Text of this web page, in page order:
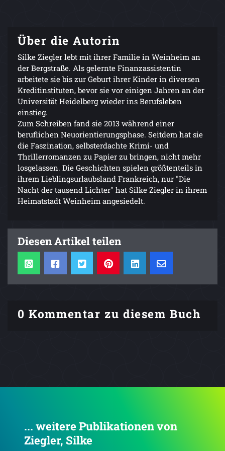
Über die Autorin
Silke Ziegler lebt mit ihrer Familie in Weinheim an
der Bergstraße. Als gelernte Finanzassistentin
arbeitete sie bis zur Geburt ihrer Kinder in diversen
Kreditinstituten, bevor sie vor einigen Jahren an der
Universität Heidelberg wieder ins Berufsleben
einstieg.
Zum Schreiben fand sie 2013 während einer
beruflichen Neuorientierungsphase. Seitdem hat sie
die Faszination, selbsterdachte Krimi- und
Thrillerromanzen zu Papier zu bringen, nicht mehr
losgelassen. Die Geschichten spielen größtenteils in
ihrem Lieblingsurlaubsland Frankreich, nur "Die
Nacht der tausend Lichter" hat Silke Ziegler in ihrem
Heimatstadt Weinheim angesiedelt.
Diesen Artikel teilen
0 Kommentar zu diesem Buch
... weitere Publikationen von
Ziegler, Silke